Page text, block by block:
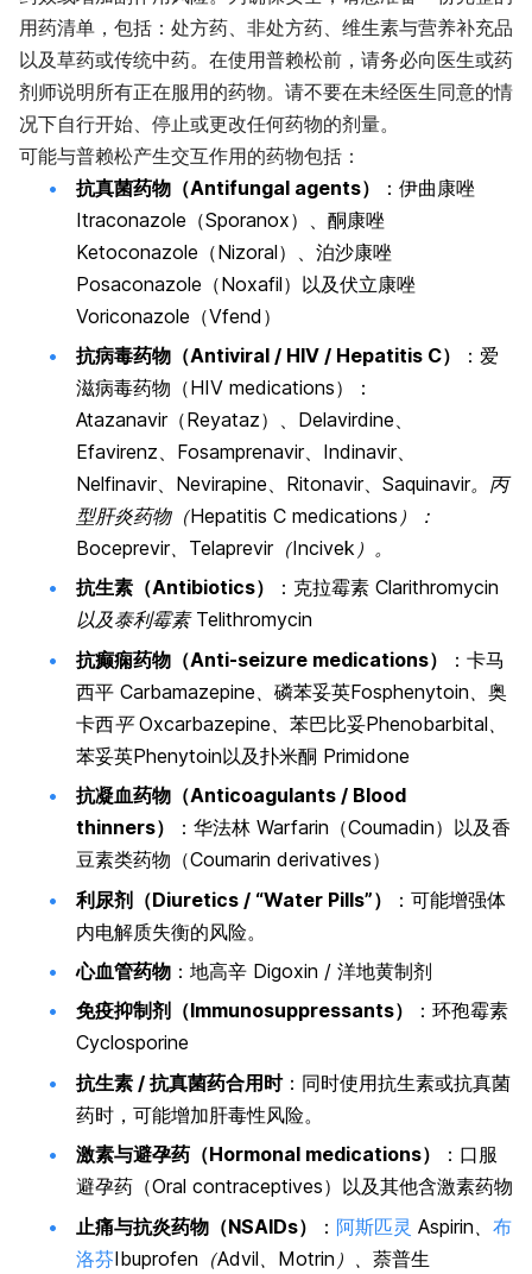
用药清单，包括：处方药、非处方药、维生素与营养补充品
以及草药或传统中药。在使用普赖松前，请务必向医生或药
剂师说明所有正在服用的药物。请不要在未经医生同意的情
况下自行开始、停止或更改任何药物的剂量。
可能与普赖松产生交互作用的药物包括：
抗真菌药物（Antifungal agents）
：伊曲康唑
Itraconazole （Sporanox）、酮康唑
Ketoconazole （Nizoral）、泊沙康唑
Posaconazole （Noxafil）以及伏立康唑
Voriconazole （Vfend）
抗病毒药物（Antiviral / HIV / Hepatitis C）
：爱
滋病毒药物（HIV medications）：
Atazanavir（Reyataz）、 Delavirdine、
Efavirenz、 Fosamprenavir、 Indinavir、
Nelfinavir、 Nevirapine、 Ritonavir、 Saquinavir。丙
型肝炎药物（Hepatitis C medications ）：
Boceprevir、Telaprevir（Incivek）。
抗生素（Antibiotics）
：克拉霉素 Clarithromycin
以及泰利霉素 Telithromycin
抗癫痫药物（Anti-seizure medications）
：卡马
西平 Carbamazepine、 磷苯妥英Fosphenytoin、 奥
卡西平 Oxcarbazepine、 苯巴比妥Phenobarbital、
苯妥英Phenytoin以及扑米酮 Primidone
抗凝血药物（Anticoagulants / Blood
thinners）
：华法林 Warfarin （Coumadin）以及香
豆素类药物（Coumarin derivatives）
利尿剂（Diuretics / “Water Pills”）
：可能增强体
内电解质失衡的风险。
心血管药物 ：地高辛 Digoxin / 洋地黄制剂
免疫抑制剂（Immunosuppressants）
：环孢霉素
Cyclosporine
抗生素 / 抗真菌药合用时：同时使用抗生素或抗真菌
药时，可能增加肝毒性风险。
激素与避孕药（Hormonal medications）
：口服
避孕药（Oral contraceptives）以及其他含激素药物
止痛与抗炎药物（NSAIDs）
： 阿斯匹灵 Aspirin、 布
洛芬Ibuprofen（Advil、Motrin）、 萘普生